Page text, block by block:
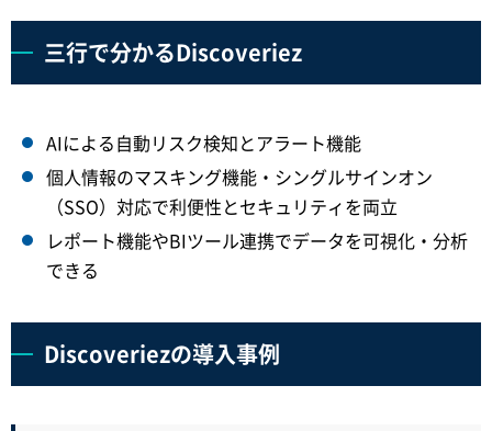
三行で分かるDiscoveriez
AIによる自動リスク検知とアラート機能
個人情報のマスキング機能・シングルサインオン
（SSO）対応で利便性とセキュリティを両立
レポート機能やBIツール連携でデータを可視化・分析
できる
Discoveriezの導入事例